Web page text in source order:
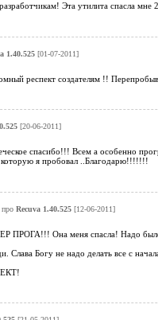
Эта утилита спасла
1.40.525[01-07-2011]
респект создателям !!
[20-06-2011]
спасибо!!! Всем а особенно
я пробовал ..Благодарю!!!!!!!
про Recuva 1.40.525[12-06-2011]
Она меня спасла! Надо было
Слава Богу не надо делать все с